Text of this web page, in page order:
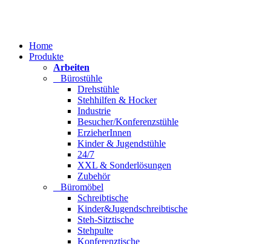
Home
Produkte
Arbeiten
Bürostühle
Drehstühle
Stehhilfen & Hocker
Industrie
Besucher/Konferenzstühle
ErzieherInnen
Kinder & Jugendstühle
24/7
XXL & Sonderlösungen
Zubehör
Büromöbel
Schreibtische
Kinder&Jugendschreibtische
Steh-Sitztische
Stehpulte
Konferenztische